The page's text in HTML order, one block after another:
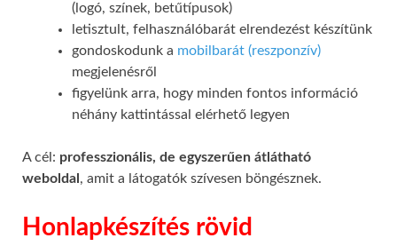
(logó, színek, betűtípusok)
letisztult, felhasználóbarát elrendezést készítünk
gondoskodunk a mobilbarát (reszponzív)
megjelenésről
figyelünk arra, hogy minden fontos információ
néhány kattintással elérhető legyen
A cél: professzionális, de egyszerűen átlátható
weboldal , amit a látogatók szívesen böngésznek.
Honlapkészítés rövid